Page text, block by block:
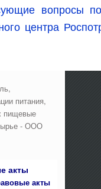
вопросы
центра
питания,
пищевые
- ООО
акты
акты